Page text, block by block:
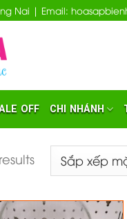
Nai | Email:
OFF CHI NHÁNH